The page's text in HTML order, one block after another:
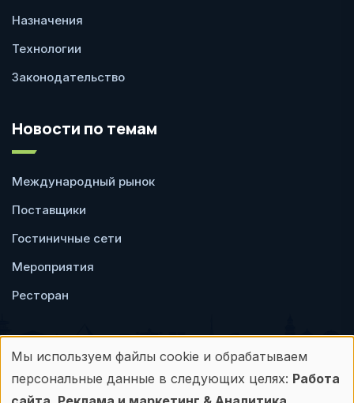
Назначения
Технологии
Законодательство
Новости по темам
Международный рынок
Поставщики
Гостиничные сети
Мероприятия
Ресторан
Пользовательское
Политика
Использование
Мы используем файлы cookie и обрабатываем
персональные данные в следующих целях: Работа